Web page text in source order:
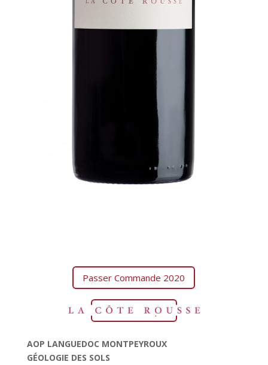
Passer Commande 2020
Fiche Technique
AOP LANGUEDOC MONTPEYROUX
GÉOLOGIE DES SOLS